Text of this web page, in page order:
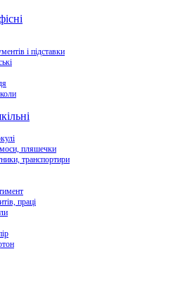
і підставки
пляшечки
транспортири
праці